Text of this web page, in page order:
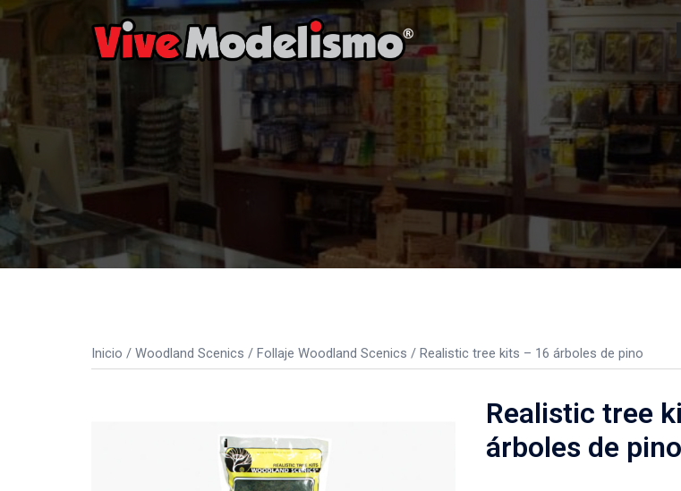
Saltar
contenido
Inicio / Woodland Scenics / Follaje Woodland Scenics / Realistic tree kits – 16 árboles de pino
Realistic tree
árboles de pino